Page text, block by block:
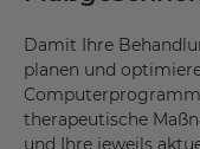
Damit Ihre
planen und
therapeutische
und Ihre jeweils